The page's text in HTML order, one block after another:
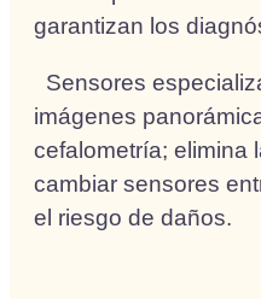
garantizan los
Sensores
imágenes
cefalometría; elimina
cambiar sensores
el riesgo de daños.